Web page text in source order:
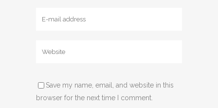
Save my name, email, and website in this
browser for the next time I comment.